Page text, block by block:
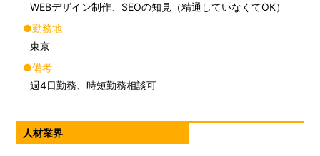
WEBデザイン制作、SEOの知見（精通していなくてOK）
●勤務地
東京
●備考
週4日勤務、時短勤務相談可
人材業界